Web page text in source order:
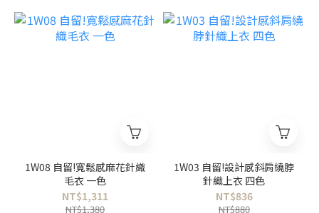
1W08 自留!寬鬆感麻花針織
毛衣 一色
NT$1,311
NT$1,380
1W03 自留!設計感斜肩繞脖
針織上衣 四色
NT$836
NT$880